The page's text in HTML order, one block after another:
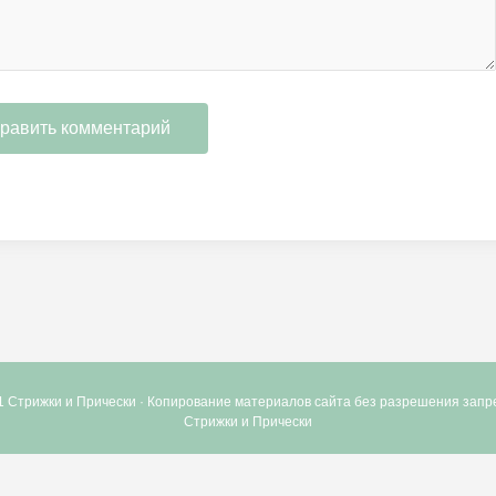
Стрижки и Прически · Копирование материалов сайта без разрешения
Стрижки и Прически